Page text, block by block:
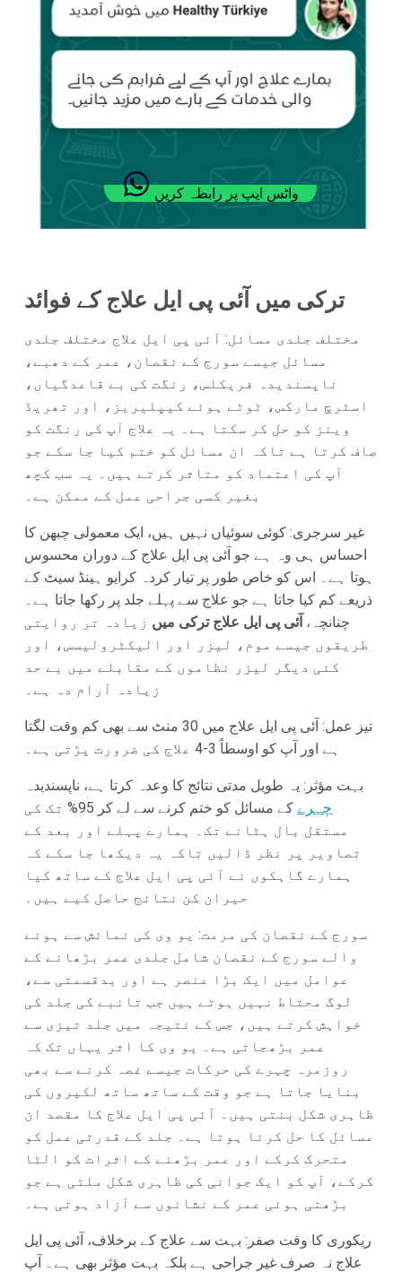
واٹس ایپ پر رابطہ کریں
ترکی میں آئی پی ایل علاج کے فوائد
مختلف جلدی مسائل: آئی پی ایل علاج مختلف جلدی
مسائل جیسے سورج کے نقصان، عمر کے دھبے،
ناپسندیدہ فریکلس، رنگت کی بے قاعدگیاں،
اسٹرچ مارکس، ٹوٹے ہوئے کیپلیریز، اور تھریڈ
وینز کو حل کر سکتا ہے۔ یہ علاج آپ کی رنگت کو
صاف کرتا ہے تاکہ ان مسائل کو ختم کیا جا سکے جو
آپ کی اعتماد کو متاثر کرتے ہیں۔ یہ سب کچھ
بغیر کسی جراحی عمل کے ممکن ہے۔
غیر سرجری: کوئی سوئیاں نہیں ہیں، ایک معمولی چبھن کا
احساس ہی وہ ہے جو آئی پی ایل علاج کے دوران محسوس
ہوتا ہے۔ اس کو خاص طور پر تیار کردہ کرایو ہینڈ سیٹ کے
ذریعے کم کیا جاتا ہے جو علاج سے پہلے جلد پر رکھا جاتا ہے۔
چنانچہ، آئی پی ایل علاج ترکی میں زیادہ تر روایتی
طریقوں جیسے موم، لیزر اور الیکٹرولیسس، اور
کئی دیگر لیزر نظاموں کے مقابلے میں بے حد
زیادہ آرام دہ ہے۔
تیز عمل: آئی پی ایل علاج میں 30 منٹ سے بھی کم وقت لگتا
ہے اور آپ کو اوسطاً 3-4 علاج کی ضرورت پڑتی ہے۔
بہت مؤثر: یہ طویل مدتی نتائج کا وعدہ کرتا ہے، ناپسندیدہ
چہرے
کے مسائل کو ختم کرنے سے لے کر 95% تک کی
مستقل بال ہٹانے تک۔ ہمارے پہلے اور بعد کے
تصاویر پر نظر ڈالیں تاکہ یہ دیکھا جا سکے کہ
ہمارے گاہکوں نے آئی پی ایل علاج کے ساتھ کیا
حیران کن نتائج حاصل کیے ہیں۔
سورج کے نقصان کی مرمت: یو وی کی نمائش سے ہونے
والے سورج کے نقصان شامل جلدی عمر بڑھانے کے
عوامل میں ایک بڑا عنصر ہے اور بدقسمتی سے،
لوگ محتاط نہیں ہوتے ہیں جب تانبے کی جلد کی
خواہش کرتے ہیں، جس کے نتیجہ میں جلد تیزی سے
عمر بڑھجاتی ہے۔ یو وی کا اثر یہاں تک کہ
روزمرہ چہرے کی حرکات جیسے غصہ کرنے سے بھی
بنایا جاتا ہے جو وقت کے ساتھ ساتھ لکیروں کی
ظاہری شکل بنتی ہیں۔ آئی پی ایل علاج کا مقصد ان
مسائل کا حل کرنا ہوتا ہے۔ جلد کے قدرتی عمل کو
متحرک کرکے اور عمر بڑھنے کے اثرات کو الٹا
کرکے، آپ کو ایک جوانی کی ظاہری شکل ملتی ہے جو
بڑھتی ہوئی عمر کے نشانوں سے آزاد ہوتی ہے۔
ریکوری کا وقت صفر: بہت سے علاج کے برخلاف، آئی پی ایل
علاج نہ صرف غیر جراحی ہے بلکہ بہت مؤثر بھی ہے۔ آپ